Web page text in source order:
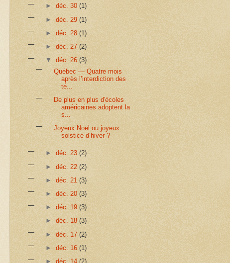
► déc. 30 (1)
► déc. 29 (1)
► déc. 28 (1)
► déc. 27 (2)
▼ déc. 26 (3)
Québec — Quatre mois
après l’interdiction des
té...
De plus en plus d'écoles
américaines adoptent la
s...
Joyeux Noël ou joyeux
solstice d’hiver ?
► déc. 23 (2)
► déc. 22 (2)
► déc. 21 (3)
► déc. 20 (3)
► déc. 19 (3)
► déc. 18 (3)
► déc. 17 (2)
► déc. 16 (1)
► déc. 14 (2)